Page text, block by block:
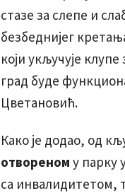
стазе за слепе и
безбеднијег
који укључује
град буде
Цветановић.
Како је додао, од
отвореном у парку
са инвалидитетом,